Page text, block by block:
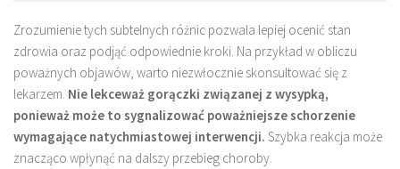
Zrozumienie tych subtelnych różnic pozwala lepiej ocenić stan
zdrowia oraz podjąć odpowiednie kroki. Na przykład w obliczu
poważnych objawów, warto niezwłocznie skonsultować się z
lekarzem. Nie lekceważ gorączki związanej z wysypką,
ponieważ może to sygnalizować poważniejsze schorzenie
wymagające natychmiastowej interwencji. Szybka reakcja może
znacząco wpłynąć na dalszy przebieg choroby.